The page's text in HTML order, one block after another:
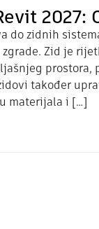
2027:
do zidnih
Zid je
također
materijala i […]